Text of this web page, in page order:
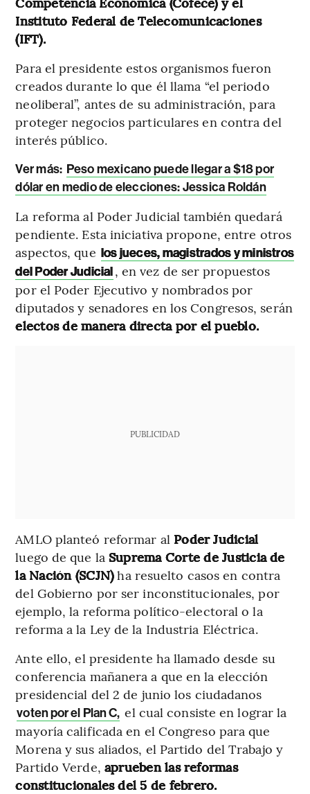
Instituto Federal de Telecomunicaciones
(IFT).
Para el presidente estos organismos fueron
creados durante lo que él llama “el periodo
neoliberal”, antes de su administración, para
proteger negocios particulares en contra del
interés público.
Ver más: Peso mexicano puede llegar a $18 por
dólar en medio de elecciones: Jessica Roldán
La reforma al Poder Judicial también quedará
pendiente. Esta iniciativa propone, entre otros
aspectos, que los jueces, magistrados y ministros
del Poder Judicial, en vez de ser propuestos
por el Poder Ejecutivo y nombrados por
diputados y senadores en los Congresos, serán
electos de manera directa por el pueblo.
PUBLICIDAD
AMLO planteó reformar al Poder Judicial
luego de que la Suprema Corte de Justicia de
la Nación (SCJN)ha resuelto casos en contra
del Gobierno por ser inconstitucionales, por
ejemplo, la reforma político-electoral o la
reforma a la Ley de la Industria Eléctrica.
Ante ello, el presidente ha llamado desde su
conferencia mañanera a que en la elección
presidencial del 2 de junio los ciudadanos
voten por el Plan C, el cual consiste en lograr la
mayoría calificada en el Congreso para que
Morena y sus aliados, el Partido del Trabajo y
Partido Verde, aprueben las reformas
constitucionales del 5 de febrero.